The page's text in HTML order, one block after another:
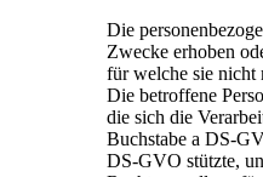
Die
Zwecke erhoben
für welche sie nicht
Die betroffene
die sich die
Buchstabe a DS-
DS-GVO stützte,